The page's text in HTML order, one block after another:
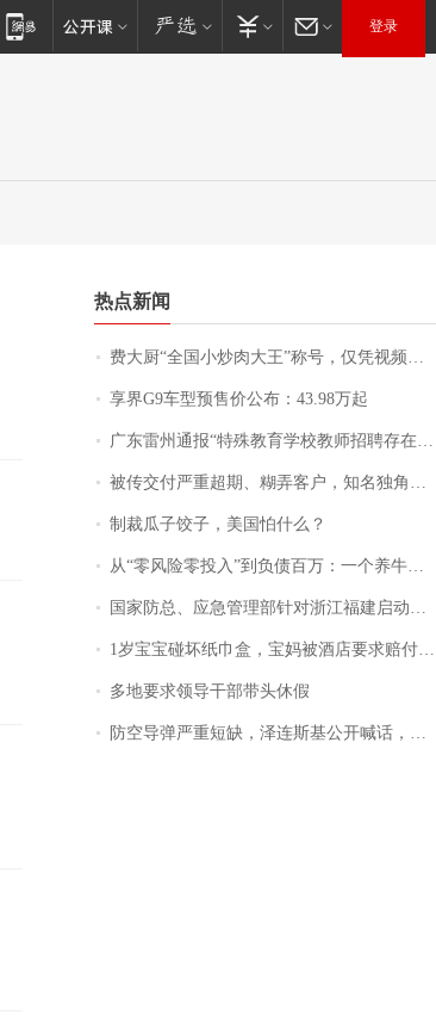
登录
热点新闻
费大厨“全国小炒肉大王”称号，仅凭视频评出？中国烹饪协会回应
享界G9车型预售价公布：43.98万起
广东雷州通报“特殊教育学校教师招聘存在违规行为”：已启动问责程序 副校长被停职
被传交付严重超期、糊弄客户，知名独角兽车企创始人回应：都没证据，将依法采取措施，“本人长期与美国交管局保持沟通，对方表示肯定”
制裁瓜子饺子，美国怕什么？
从“零风险零投入”到负债百万：一个养牛项目崩盘后，谁该为农户的贷款买单丨红星调查
国家防总、应急管理部针对浙江福建启动防汛防台风四级应急响应
1岁宝宝碰坏纸巾盒，宝妈被酒店要求赔付924元！三亚一酒店回复：骨瓷定制！网友一查价格，吵翻了
多地要求领导干部带头休假
防空导弹严重短缺，泽连斯基公开喊话，乌克兰失去导弹拦截能力？